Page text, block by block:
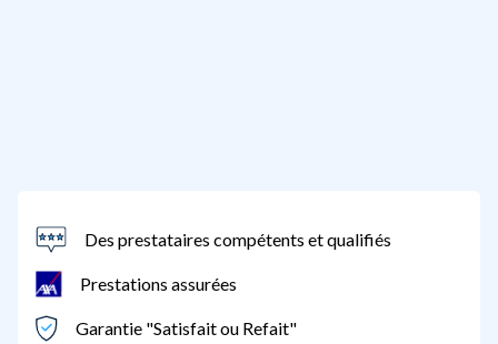
Des prestataires compétents et qualifiés
Prestations assurées
Garantie "Satisfait ou Refait"